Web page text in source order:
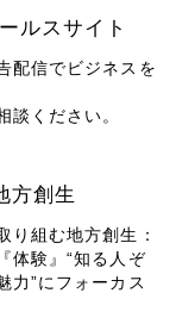
ルスサイト
配信でビジネスを
談ください。
方創生
り組む地方創生：
体験』“知る人ぞ
力”にフォーカス